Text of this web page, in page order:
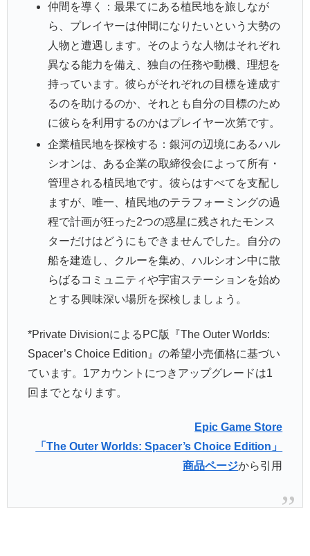
仲間を導く：最果てにある植民地を旅しなが
ら、プレイヤーは仲間になりたいという大勢の
人物と遭遇します。そのような人物はそれぞれ
異なる能力を備え、独自の任務や動機、理想を
持っています。彼らがそれぞれの目標を達成す
るのを助けるのか、それとも自分の目標のため
に彼らを利用するのかはプレイヤー次第です。
企業植民地を探検する：銀河の辺境にあるハル
シオンは、ある企業の取締役会によって所有・
管理される植民地です。彼らはすべてを支配し
ますが、唯一、植民地のテラフォーミングの過
程で計画が狂った2つの惑星に残されたモンス
ターだけはどうにもできませんでした。自分の
船を建造し、クルーを集め、ハルシオン中に散
らばるコミュニティや宇宙ステーションを始め
とする興味深い場所を探検しましょう。
*Private DivisionによるPC版『The Outer Worlds:
Spacer’s Choice Edition』の希望小売価格に基づい
ています。1アカウントにつきアップグレードは1
回までとなります。
Epic Game Store
「The Outer Worlds: Spacer’s Choice Edition」
商品ページから引用